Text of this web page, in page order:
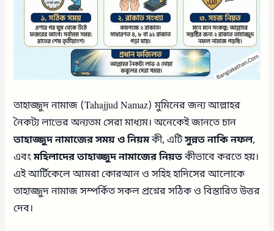
তাহাজ্জুদ নামাজ (Tahajjud Namaz) মুমিনের জন্য আল্লাহর
নৈকট্য লাভের অন্যতম সেরা মাধ্যম। অনেকেই জানতে চান
তাহাজ্জুদ নামাজের সময় ও নিয়মকী, এটিসুন্নত নাকি নফল,
এবংমহিলাদের তাহাজ্জুদ নামাজের নিয়তকীভাবে করতে হয়।
এই আর্টিকেলে আমরা কোরআন ও সহিহ হাদিসের আলোকে
তাহাজ্জুদ নামাজ সম্পর্কিত সকল প্রশ্নের সঠিক ও বিস্তারিত উত্তর
দেব।